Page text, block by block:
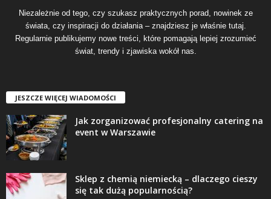
Niezależnie od tego, czy szukasz praktycznych porad, nowinek ze
świata, czy inspiracji do działania – znajdziesz je właśnie tutaj.
Regularnie publikujemy nowe treści, które pomagają lepiej zrozumieć
świat, trendy i zjawiska wokół nas.
JESZCZE WIĘCEJ WIADOMOŚCI
Jak zorganizować profesjonalny catering na
event w Warszawie
Sklep z chemią niemiecką – dlaczego cieszy
się tak dużą popularnością?